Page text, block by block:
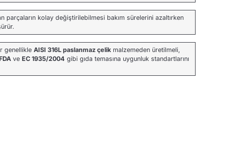
parçaların kolay değiştirilebilmesi bakım sürelerini azaltırken
genellikleAISI 316L paslanmaz çelik malzemeden üretilmeli,
veEC 1935/2004 gibi gıda temasına uygunluk standartlarını